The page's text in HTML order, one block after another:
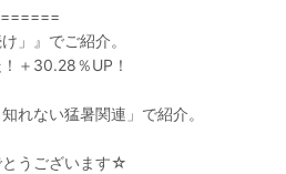
」』でご紹介。
＋30.28％UP！
れない猛暑関連」で紹介。
とうございます☆